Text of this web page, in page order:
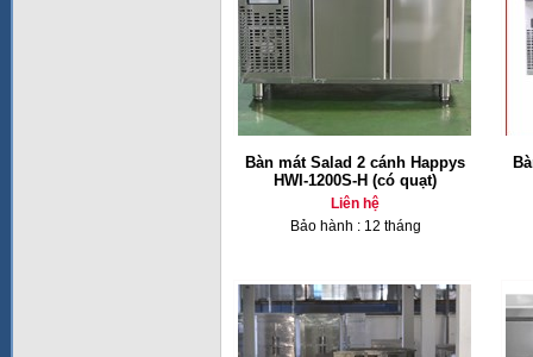
Bàn mát Salad 2 cánh Happys
HWI-1200S-H (có quạt)
Liên hệ
Bảo hành : 12 tháng